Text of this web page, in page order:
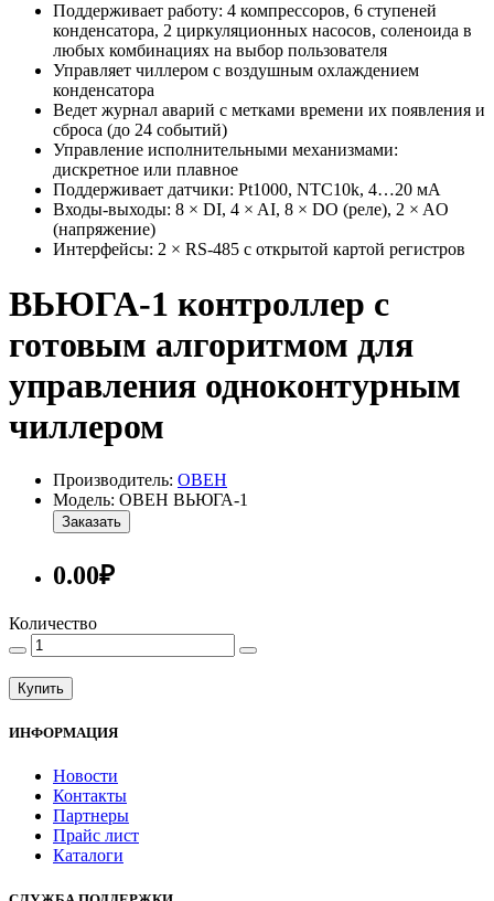
Поддерживает работу: 4 компрессоров, 6 ступеней
конденсатора, 2 циркуляционных насосов, соленоида в
любых комбинациях на выбор пользователя
Управляет чиллером с воздушным охлаждением
конденсатора
Ведет журнал аварий с метками времени их появления и
сброса (до 24 событий)
Управление исполнительными механизмами:
дискретное или плавное
Поддерживает датчики: Pt1000, NTC10k, 4…20 мА
Входы-выходы: 8 × DI, 4 × AI, 8 × DO (реле), 2 × AO
(напряжение)
Интерфейсы: 2 × RS-485 с открытой картой регистров
ВЬЮГА-1 контроллер с
готовым алгоритмом для
управления одноконтурным
чиллером
Производитель: ОВЕН
Модель: ОВЕН ВЬЮГА-1
Заказать
0.00₽
Количество
Купить
ИНФОРМАЦИЯ
Новости
Контакты
Партнеры
Прайс лист
Каталоги